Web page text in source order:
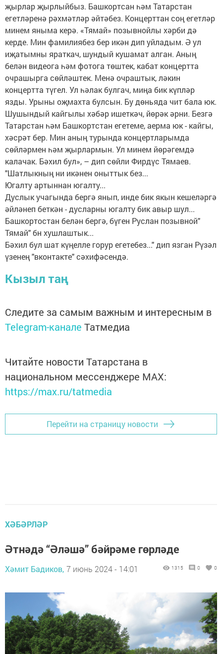
җырлар җырлыйбыз. Башкортсан һәм Татарстан
егетләренә рәхмәтләр әйтәбез. Концерттан соң егетләр
минем яныма керә. «Тямай» позывнойлы хәрби дә
керде. Мин фамилиябез бер икән дип уйладым. Ә ул
иҗатымны яраткач, шундый кушамат алган. Аның
белән видеога һәм фотога төштек, кабат концертта
очрашырга сөйләштек. Менә очраштык, ләкин
концертта түгел. Ул һәлак булгач, миңа бик күпләр
язды. Урыны оҗмахта булсын. Бу дөньяда чит бала юк.
Шушындый кайгылы хәбәр ишеткәч, йөрәк әрни. Безгә
Татарстан һәм Башкортстан егетеме, аерма юк - кайгы,
хәсрәт бер. Мин аның турында концертларымда
сөйләрмен һәм җырлармын. Ул минем йөрәгемдә
калачак. Бәхил бул», – дип сөйли Фирдүс Тямаев.
"Шатлыкның ни икәнен оныттык без...
Югалту артыннан югалту...
Дуслык учагында бергә янып, инде бик якын кешеләргә
әйләнеп беткән - дусларны югалту бик авыр шул...
Башкортостан белән бергә, бүген Руслан позывной"
Тямай" бн хушлаштык...
Бәхил бул шат күңелле горур егетебез..." дип язган Рүзәл
үзенең "вконтакте" сәхифәсендә.
Кызыл таң
Следите за самым важным и интересным в
Telegram-канале Татмедиа
Читайте новости Татарстана в
национальном мессенджере MАХ:
https://max.ru/tatmedia
Перейти на страницу новости
ХӘБӘРЛӘР
Әтнәдә “Әләшә” бәйрәме гөрләде
Хәмит Бадиков, 7 июнь 2024 - 14:01 1315 0 0